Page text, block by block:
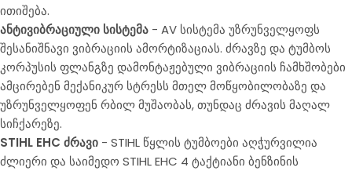
ითიშება.
ანტივიბრაციული სისტემა - AV სისტემა უზრუნველყოფს
შესანიშნავი ვიბრაციის ამორტიზაციას. ძრავზე და ტუმბოს
კორპუსის ფლანგზე დამონტაჟებული ვიბრაციის ჩამხშობები
ამცირებენ მექანიკურ სტრესს მთელ მოწყობილობაზე და
უზრუნველყოფენ რბილ მუშაობას, თუნდაც ძრავის მაღალ
სიჩქარეზე.
STIHL EHC ძრავი - STIHL წყლის ტუმბოები აღჭურვილია
ძლიერი და საიმედო STIHL EHC 4 ტაქტიანი ბენზინის